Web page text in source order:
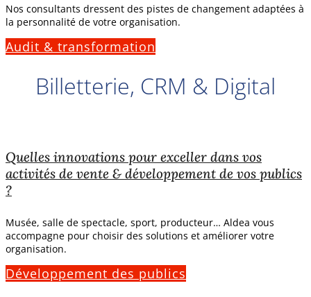
Nos consultants dressent des pistes de changement adaptées à
la personnalité de votre organisation.
Audit & transformation
Billetterie, CRM & Digital
Quelles innovations pour exceller dans vos
activités de vente & développement de vos publics
?
Musée, salle de spectacle, sport, producteur… Aldea vous
accompagne pour choisir des solutions et améliorer votre
organisation.
Développement des publics